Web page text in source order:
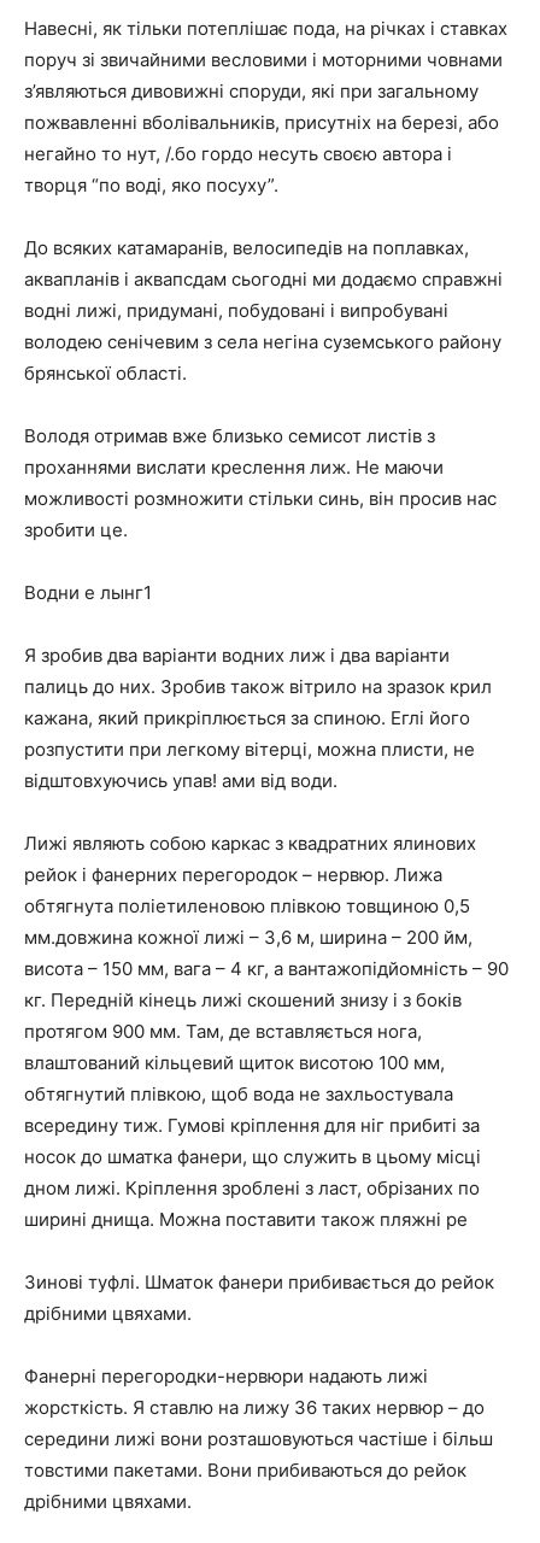
Навесні, як тільки потеплішає пода, на річках і ставках
поруч зі звичайними весловими і моторними човнами
з’являються дивовижні споруди, які при загальному
пожвавленні вболівальників, присутніх на березі, або
негайно то нут, /.бо гордо несуть своєю автора і
творця “по воді, яко посуху”.
До всяких катамаранів, велосипедів на поплавках,
аквапланів і аквапсдам сьогодні ми додаємо справжні
водні лижі, придумані, побудовані і випробувані
володею сенічевим з села негіна суземського району
брянської області.
Володя отримав вже близько семисот листів з
проханнями вислати креслення лиж. Не маючи
можливості розмножити стільки синь, він просив нас
зробити це.
Водни е лынг1
Я зробив два варіанти водних лиж і два варіанти
палиць до них. Зробив також вітрило на зразок крил
кажана, який прикріплюється за спиною. Еглі його
розпустити при легкому вітерці, можна плисти, не
відштовхуючись упав! ами від води.
Лижі являють собою каркас з квадратних ялинових
рейок і фанерних перегородок – нервюр. Лижа
обтягнута поліетиленовою плівкою товщиною 0,5
мм.довжина кожної лижі – 3,6 м, ширина – 200 йм,
висота – 150 мм, вага – 4 кг, а вантажопідйомність – 90
кг. Передній кінець лижі скошений знизу і з боків
протягом 900 мм. Там, де вставляється нога,
влаштований кільцевий щиток висотою 100 мм,
обтягнутий плівкою, щоб вода не захльостувала
всередину тиж. Гумові кріплення для ніг прибиті за
носок до шматка фанери, що служить в цьому місці
дном лижі. Кріплення зроблені з ласт, обрізаних по
ширині днища. Можна поставити також пляжні ре
Зинові туфлі. Шматок фанери прибивається до рейок
дрібними цвяхами.
Фанерні перегородки-нервюри надають лижі
жорсткість. Я ставлю на лижу 36 таких нервюр – до
середини лижі вони розташовуються частіше і більш
товстими пакетами. Вони прибиваються до рейок
дрібними цвяхами.